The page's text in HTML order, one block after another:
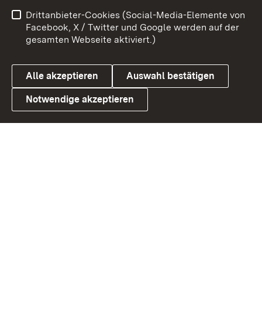
Link zum Landesportal
Barrierefreiheit
Datenschutz
Cookies
Drittanbieter-Cookies (Social-Media-Elemente von
Facebook, X / Twitter und Google werden auf der
gesamten Webseite aktiviert.)
Alle akzeptieren Auswahl bestätigen
Notwendige akzeptieren